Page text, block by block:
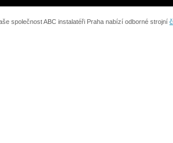
společnost ABC instalatéři Praha nabízí odborné strojní